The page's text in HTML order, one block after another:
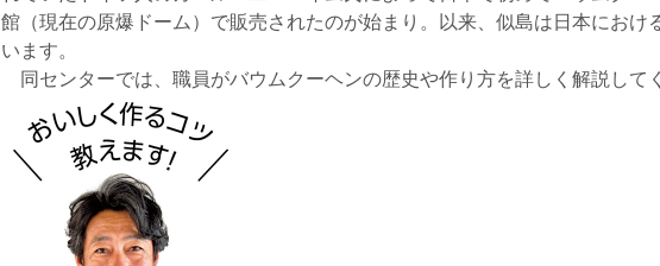
館（現在の原爆ドーム）で販売されたのが始まり。以来、似島は日本にお
います。
同センターでは、職員がバウムクーヘンの歴史や作り方を詳しく解説して